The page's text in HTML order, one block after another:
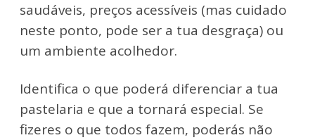
saudáveis, preços acessíveis (mas cuidado
neste ponto, pode ser a tua desgraça) ou
um ambiente acolhedor.
Identifica o que poderá diferenciar a tua
pastelaria e que a tornará especial. Se
fizeres o que todos fazem, poderás não